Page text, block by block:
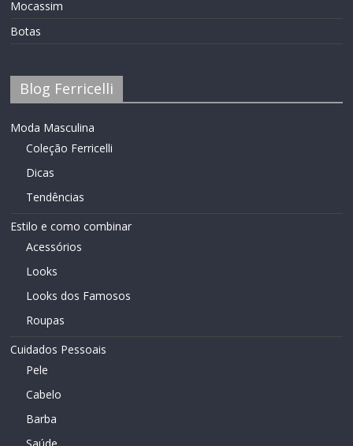
Mocassim
Botas
Blog Ferricelli
Moda Masculina
Coleção Ferricelli
Dicas
Tendências
Estilo e como combinar
Acessórios
Looks
Looks dos Famosos
Roupas
Cuidados Pessoais
Pele
Cabelo
Barba